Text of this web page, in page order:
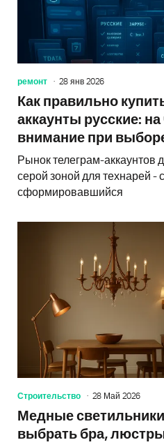
ремонт 28 янв 2026
Как правильно
аккаунты русские:
внимание при
Рынок телеграм-аккаунтов
серой зоной для технарей -
сформировавшийся
Строительство 28 Май 2026
Медные светильники
выбрать бра,